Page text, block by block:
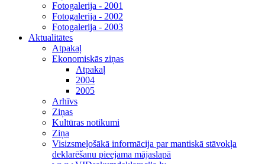
Fotogalerija - 2001
Fotogalerija - 2002
Fotogalerija - 2003
Aktualitātes
Atpakaļ
Ekonomiskās ziņas
Atpakaļ
2004
2005
Arhīvs
Ziņas
Kultūras notikumi
Ziņa
Visizsmeļošākā informācija par mantiskā stāvokļa
deklarēšanu pieejama mājaslapā